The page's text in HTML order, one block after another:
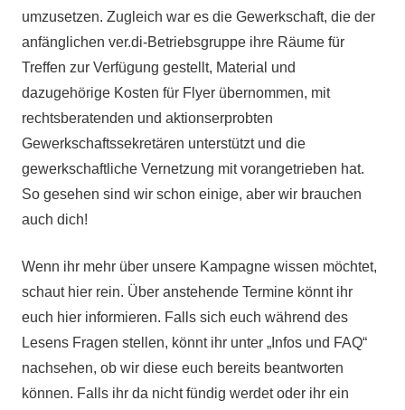
umzusetzen. Zugleich war es die Gewerkschaft, die der
anfänglichen ver.di-Betriebsgruppe ihre Räume für
Treffen zur Verfügung gestellt, Material und
dazugehörige Kosten für Flyer übernommen, mit
rechtsberatenden und aktionserprobten
Gewerkschaftssekretären unterstützt und die
gewerkschaftliche Vernetzung mit vorangetrieben hat.
So gesehen sind wir schon einige, aber wir brauchen
auch dich!
Wenn ihr mehr über unsere Kampagne wissen möchtet,
schaut hier rein. Über anstehende Termine könnt ihr
euch hier informieren. Falls sich euch während des
Lesens Fragen stellen, könnt ihr unter „Infos und FAQ“
nachsehen, ob wir diese euch bereits beantworten
können. Falls ihr da nicht fündig werdet oder ihr ein